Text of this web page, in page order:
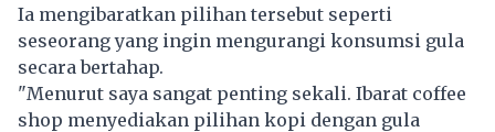
Ia mengibaratkan pilihan tersebut seperti
seseorang yang ingin mengurangi konsumsi gula
secara bertahap.
"Menurut saya sangat penting sekali. Ibarat coffee
shop menyediakan pilihan kopi dengan gula